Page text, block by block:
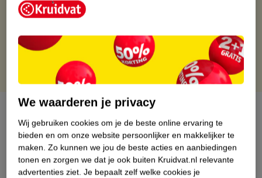
Gratis thuisbezorgd
Gratis retourneren via verkooppartner.
Gratis punten met je Kruidvat kaart
Over dit product
Productinformatie
Etiketinformatie
We waarderen je privacy
Wij gebruiken cookies om je de beste online ervaring te
bieden en om onze website persoonlijker en makkelijker te
maken. Zo kunnen we jou de beste acties en aanbiedingen
tonen en zorgen we dat je ook buiten Kruidvat.nl relevante
advertenties ziet. Je bepaalt zelf welke cookies je